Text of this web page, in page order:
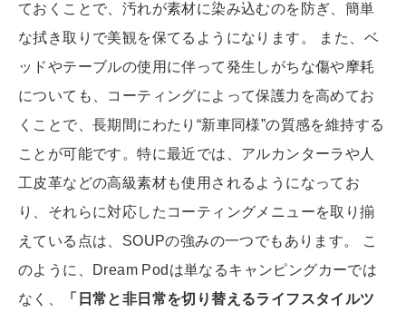
ておくことで、汚れが素材に染み込むのを防ぎ、簡単
な拭き取りで美観を保てるようになります。 また、ベ
ッドやテーブルの使用に伴って発生しがちな傷や摩耗
についても、コーティングによって保護力を高めてお
くことで、長期間にわたり“新車同様”の質感を維持する
ことが可能です。特に最近では、アルカンターラや人
工皮革などの高級素材も使用されるようになってお
り、それらに対応したコーティングメニューを取り揃
えている点は、SOUPの強みの一つでもあります。 こ
のように、Dream Podは単なるキャンピングカーでは
なく、
「日常と非日常を切り替えるライフスタイルツ